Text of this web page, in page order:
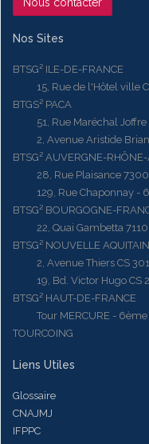
Nos Sites
BTSG² ILE-DE-FRANCE
15, Rue de l'Hôtel ville
BTGS² PACA
51, Rue Maréchal Joffre
2, Avenue Aristide Briand
BTSG² AUVERGNE-
28, Rue Plaisance
129, Rue Chaponnay -
BTSG² BOURGOGNE-
22, Quai Gambetta
BTSG² NOUVELLE
2, Avenue Thiers CS
19, Bd. Victor Hugo CS
BTSG² HAUT-DE-FRANCE
Tour MERCURE - 6ème
TOURCOING
Liens Utiles
Glossaire
CNAJMJ
IFPPC